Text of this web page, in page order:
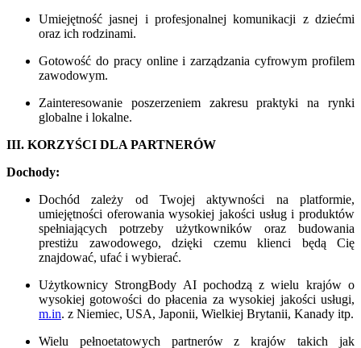
Umiejętność jasnej i profesjonalnej komunikacji z dziećmi
oraz ich rodzinami.
Gotowość do pracy online i zarządzania cyfrowym profilem
zawodowym.
Zainteresowanie poszerzeniem zakresu praktyki na rynki
globalne i lokalne.
III. KORZYŚCI DLA PARTNERÓW
Dochody:
Dochód zależy od Twojej aktywności na platformie,
umiejętności oferowania wysokiej jakości usług i produktów
spełniających potrzeby użytkowników oraz budowania
prestiżu zawodowego, dzięki czemu klienci będą Cię
znajdować, ufać i wybierać.
Użytkownicy StrongBody AI pochodzą z wielu krajów o
wysokiej gotowości do płacenia za wysokiej jakości usługi,
m.in. z Niemiec, USA, Japonii, Wielkiej Brytanii, Kanady itp.
Wielu pełnoetatowych partnerów z krajów takich jak